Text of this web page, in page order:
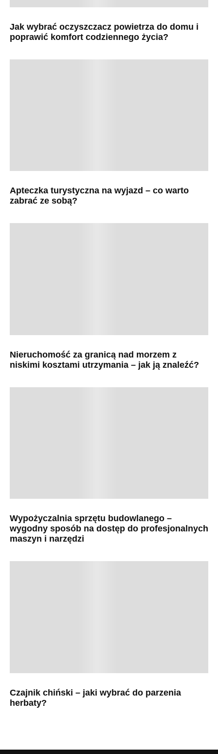
Jak wybrać oczyszczacz powietrza do domu i
poprawić komfort codziennego życia?
Apteczka turystyczna na wyjazd – co warto
zabrać ze sobą?
Nieruchomość za granicą nad morzem z
niskimi kosztami utrzymania – jak ją znaleźć?
Wypożyczalnia sprzętu budowlanego –
wygodny sposób na dostęp do profesjonalnych
maszyn i narzędzi
Czajnik chiński – jaki wybrać do parzenia
herbaty?